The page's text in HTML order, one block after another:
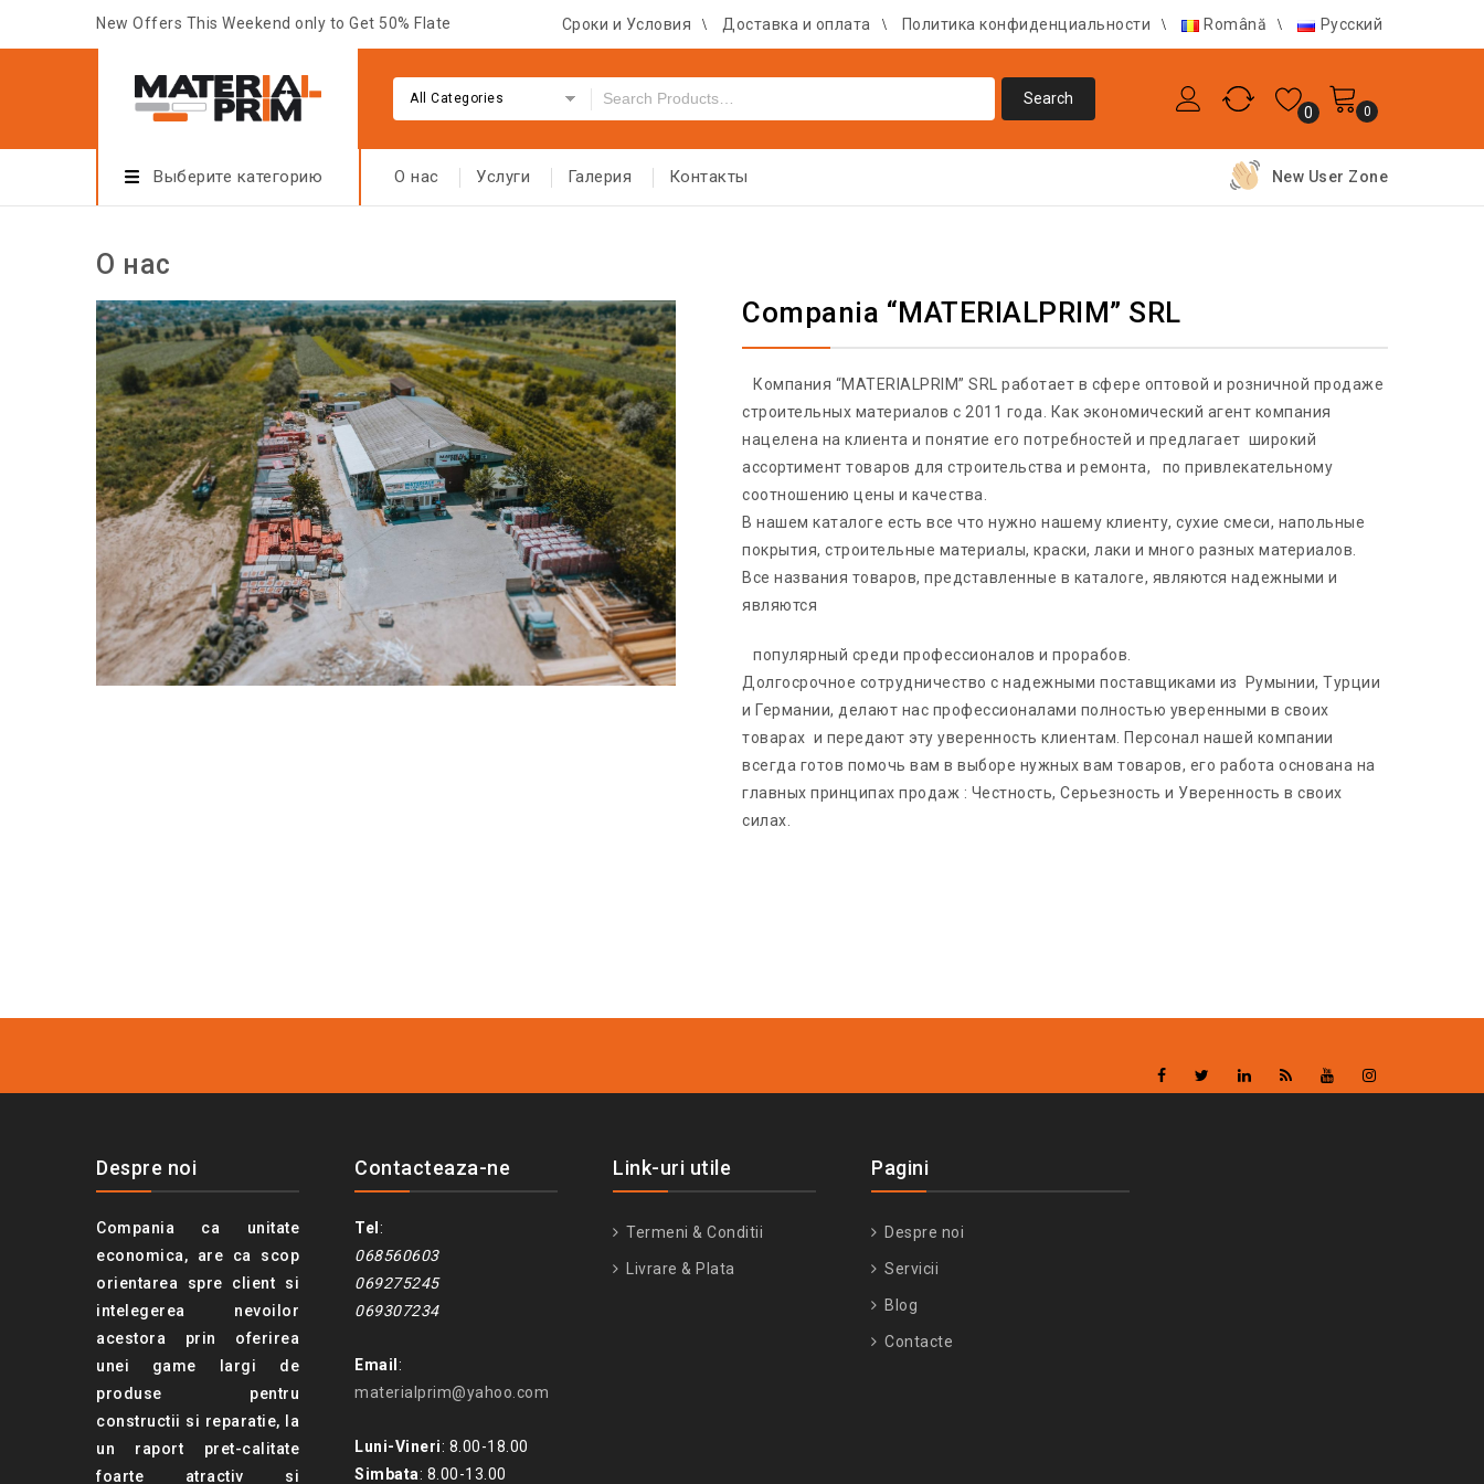
New Offers This Weekend only to Get 50% Flate Сроки и Условия Доставка и оплата Политика конфиденциальности Română Русский
All Categories
0 0
Выберите категорию О нас Услуги Галерия Контакты New User Zone
О нас
Compania “MATERIALPRIM” SRL
Компания “MATERIALPRIM” SRL работает в сфере оптовой и розничной продаже
строительных материалов с 2011 года. Как экономический агент компания
нацелена на клиента и понятие его потребностей и предлагает широкий
ассортимент товаров для строительства и ремонта, по привлекательному
соотношению цены и качества.
В нашем каталоге есть все что нужно нашему клиенту, сухие смеси, напольные
покрытия, строительные материалы, краски, лаки и много разных материалов.
Все названия товаров, представленные в каталоге, являются надежными и
являются
популярный среди профессионалов и прорабов.
Долгосрочное сотрудничество с надежными поставщиками из Румынии, Турции
и Германии, делают нас профессионалами полностью уверенными в своих
товарах и передают эту уверенность клиентам. Персонал нашей компании
всегда готов помочь вам в выборе нужных вам товаров, его работа основана на
главных принципах продаж : Честность, Серьезность и Уверенность в своих
силах.
Despre noi
Compania ca unitate
economica, are ca scop
orientarea spre client si
intelegerea nevoilor
acestora prin oferirea
unei game largi de
produse pentru
constructii si reparatie, la
un raport pret-calitate
foarte atractiv si
Contacteaza-ne
Tel :
068560603
069275245
069307234
Email :
materialprim@yahoo.com
Luni-Vineri: 8.00-18.00
Simbata: 8.00-13.00
Link-uri utile
Termeni & Conditii
Livrare & Plata
Pagini
Despre noi
Servicii
Blog
Contacte